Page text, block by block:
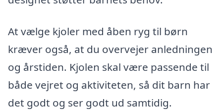
At vælge kjoler med åben ryg til børn
kræver også, at du overvejer anledningen
og årstiden. Kjolen skal være passende til
både vejret og aktiviteten, så dit barn har
det godt og ser godt ud samtidig.